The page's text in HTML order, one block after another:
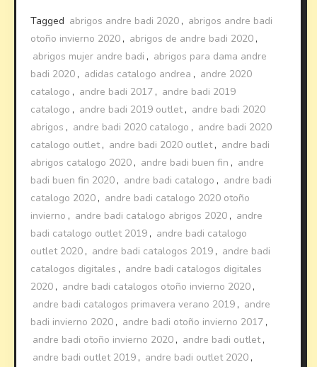
Tagged abrigos andre badi 2020 , abrigos andre badi
otoño invierno 2020 , abrigos de andre badi 2020 ,
abrigos mujer andre badi , abrigos para dama andre
badi 2020 , adidas catalogo andrea , andre 2020
catalogo , andre badi 2017 , andre badi 2019
catalogo , andre badi 2019 outlet, andre badi 2020
abrigos , andre badi 2020 catalogo , andre badi 2020
catalogo outlet, andre badi 2020 outlet, andre badi
abrigos catalogo 2020 , andre badi buen fin , andre
badi buen fin 2020 , andre badi catalogo , andre badi
catalogo 2020 , andre badi catalogo 2020 otoño
invierno , andre badi catalogo abrigos 2020 , andre
badi catalogo outlet 2019 , andre badi catalogo
outlet 2020 , andre badi catalogos 2019 , andre badi
catalogos digitales , andre badi catalogos digitales
2020 , andre badi catalogos otoño invierno 2020 ,
andre badi catalogos primavera verano 2019 , andre
badi invierno 2020 , andre badi otoño invierno 2017 ,
andre badi otoño invierno 2020 , andre badi outlet,
andre badi outlet 2019 , andre badi outlet 2020 ,